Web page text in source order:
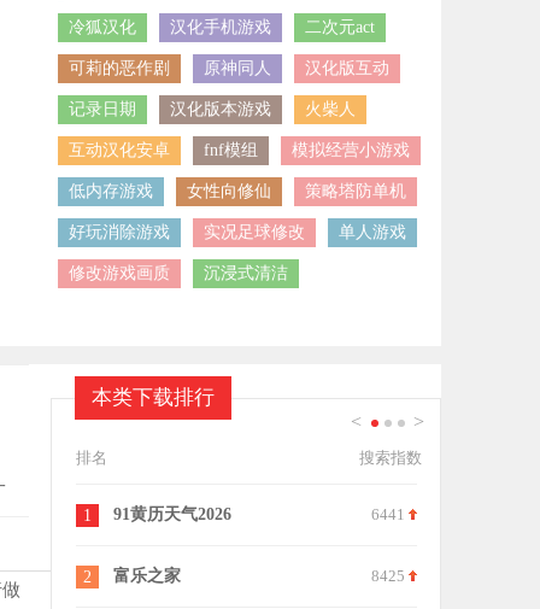
让每次出行都拥有好心情，快来体验吧！
冷狐汉化 汉化手机游戏 二次元act
可莉的恶作剧 原神同人 汉化版互动
记录日期 汉化版本游戏 火柴人
互动汉化安卓 fnf模组 模拟经营小游戏
低内存游戏 女性向修仙 策略塔防单机
好玩消除游戏 实况足球修改 单人游戏
修改游戏画质 沉浸式清洁
本类下载排行
< >
排名 搜索指数
1 91黄历天气2026 6441
2 富乐之家 8425